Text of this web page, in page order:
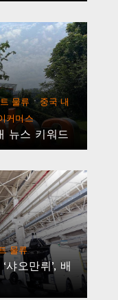
물류 · 중국 내
커머스
뉴스 키워드
물류
오만뤼’, 배